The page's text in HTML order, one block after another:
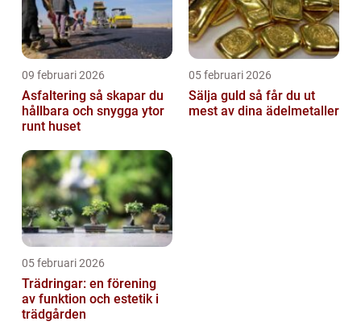
09 februari 2026
Asfaltering så skapar du
hållbara och snygga ytor
runt huset
05 februari 2026
Sälja guld så får du ut
mest av dina ädelmetaller
05 februari 2026
Trädringar: en förening
av funktion och estetik i
trädgården